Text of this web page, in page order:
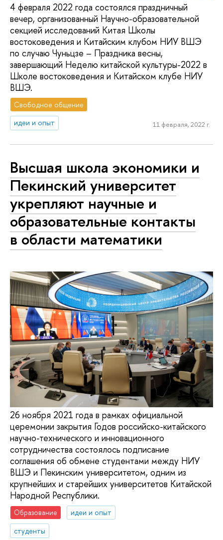
4 февраля 2022 года состоялся праздничный
вечер, организованный Научно-образовательной
секцией исследований Китая Школы
востоковедения и Китайским клубом НИУ ВШЭ
по случаю Чуньцзе – Праздника весны,
завершающий Неделю китайской культуры-2022 в
Школе востоковедения и Китайском клубе НИУ
ВШЭ.
Свободное общение
идеи и опыт
11 февраля, 2022 г.
Высшая школа экономики и
Пекинский университет
укрепляют научные и
образовательные контакты
в области математики
26 ноября 2021 года в рамках официальной
церемонии закрытия Годов российско-китайского
научно-технического и инновационного
сотрудничества состоялось подписание
соглашения об обмене студентами между НИУ
ВШЭ и Пекинским университетом, одним из
крупнейших и старейших университетов Китайской
Народной Республики.
Образование
идеи и опыт
студенты